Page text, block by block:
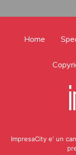
Home
ImpresaCity e' un